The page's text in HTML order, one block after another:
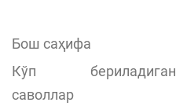
Бош саҳифа
Кўп бериладиган
саволлар